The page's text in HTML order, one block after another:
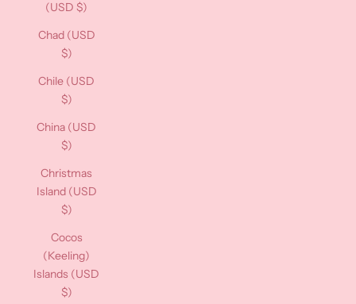
(USD $)
Chad (USD
$)
Chile (USD
$)
China (USD
$)
Christmas
Island (USD
$)
Cocos
(Keeling)
Islands (USD
$)